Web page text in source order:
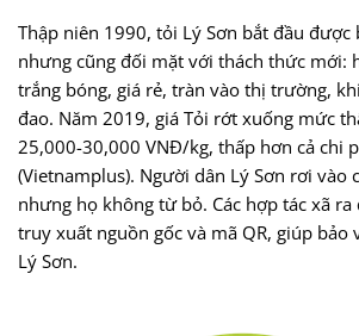
Thập niên 1990, tỏi Lý Sơn bắt đầu được
nhưng cũng đối mặt với thách thức mới:
trắng bóng, giá rẻ, tràn vào thị trường,
đao. Năm 2019, giá Tỏi rớt xuống mức
25,000-30,000 VNĐ/kg, thấp hơn cả chi
(Vietnamplus). Người dân Lý Sơn rơi vào
nhưng họ không từ bỏ. Các hợp tác xã
truy xuất nguồn gốc và mã QR, giúp bảo
Lý Sơn.